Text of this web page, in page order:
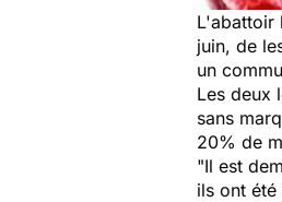
L'abattoir
juin, de
un
Les deux
sans
20% de
"Il est
ils ont été